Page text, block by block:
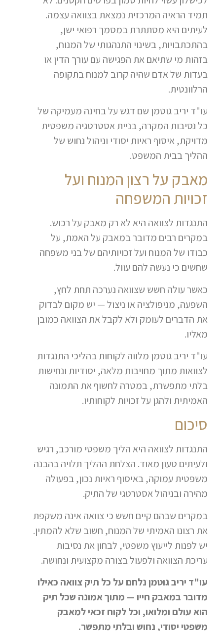
תמיד הראיה המרכזית נמצאת בצוואה עצמה.
לעיתים היא מסתתרת במסמך רפואי ישן,
בהתכתבויות, בשינוי התנהגותי של המנוח,
בזהות מי שתיאם את הפגישה עם עורך הדין או
בעדות של אדם שהיה קרוב למנוח בתקופה
הרלוונטית.
עו"ד יריב גוטמן שם דגש על בחינה מעמיקה של
כל נסיבות המקרה, בניית אסטרטגיה משפטית
מדויקת, איסוף ראיות יסודי וניהול נחוש של
ההליך בבית המשפט.
מאבק על רצון המנוח ועל
זכויות המשפחה
התנגדות לצוואה היא לא רק מאבק על רכוש.
במקרים רבים מדובר במאבק על האמת, על
כבודו של המנוח ועל זכויותיהם של בני משפחה
שחשים כי נעשה להם עוול.
כאשר עולה חשש שצוואה נערכה תחת לחץ,
השפעה, מניפולציה או ניצול — יש מקום לבדוק
את הדברים לעומק ולא לקבל את הצוואה כמובן
מאליו.
עו"ד יריב גוטמן מלווה לקוחות בהליכי התנגדות
לצוואות מתוך מחויבות מלאה, יסודיות ונחישות
בלתי מתפשרת, במטרה לחשוף את התמונה
האמיתית ולהגן על זכויות לקוחותיו.
סיכום
התנגדות לצוואה היא הליך משפטי מורכב, רגיש
ולעיתים טעון מאוד. הצלחת ההליך תלויה בהבנה
משפטית עמוקה, באיסוף ראיות נכון, בפעולה
מהירה ובניהול אסטרטגי של התיק.
במקרים שבהם קיים חשש כי צוואה אינה משקפת
את רצונו האמיתי של המנוח, חשוב שלא להמתין.
יש לפנות לייעוץ משפטי, לבחון את נסיבות
עריכת הצוואה ולפעול בצורה מקצועית ונחושה.
עו"ד יריב גוטמן נלחם על כל תיק צוואה כאילו
מדובר במאבק חייו — מתוך אמונה שכל תיק
הוא עולם ומלואו, וכל לקוח זכאי למאבק
משפטי יסודי, נחוש ובלתי מתפשר.